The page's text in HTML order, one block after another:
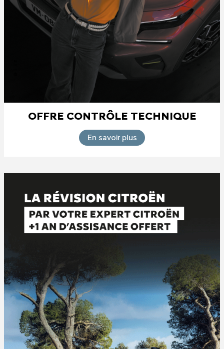
OFFRE CONTRÔLE TECHNIQUE
En savoir plus